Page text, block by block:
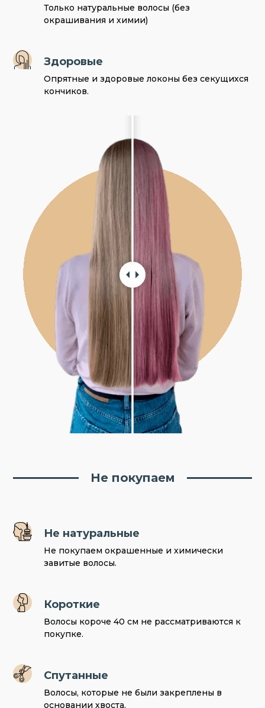
Только натуральные волосы (без
окрашивания и химии)
Здоровые
Опрятные и здоровые локоны без секущихся
кончиков.
Не покупаем
Не натуральные
Не покупаем окрашенные и химически
завитые волосы.
Короткие
Волосы короче 40 см не рассматриваются к
покупке.
Спутанные
Волосы, которые не были закреплены в
основании хвоста.